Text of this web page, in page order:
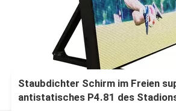
Staubdichter Schirm im Freien
antistatisches P4.81 des